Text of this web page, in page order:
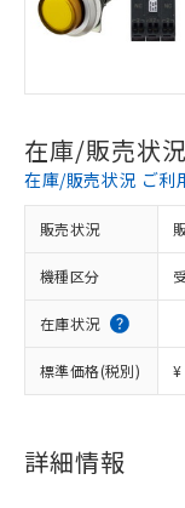
在庫/販売状況
在庫/販売状況 ご利
販売状況
機種区分
在庫状況
標準価格(税別) ¥
詳細情報